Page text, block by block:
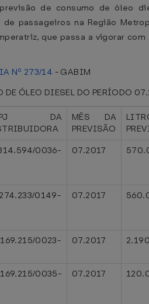
de consumo de óleo
passageiros na Região
que passa a vigorar
Nº 273/14 - GABIM
DE ÓLEO DIESEL DO PERÍODO
DA
MÊS DA
PREVISÃO
0036-
07.2017
0149-
07.2017
0023-
07.2017
0035-
07.2017